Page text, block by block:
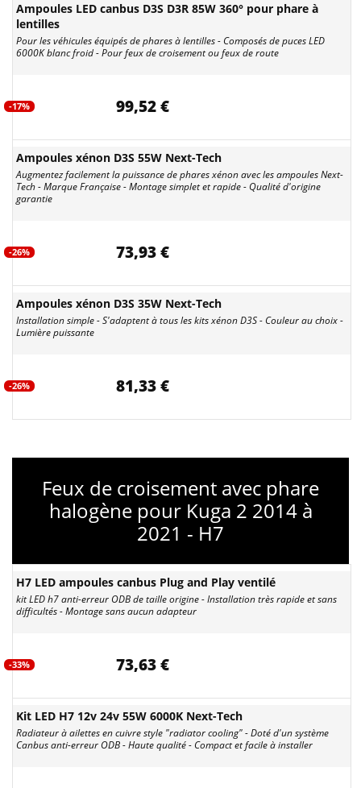
Ampoules LED canbus D3S D3R 85W 360° pour phare à
lentilles
Pour les véhicules équipés de phares à lentilles - Composés de puces LED
6000K blanc froid - Pour feux de croisement ou feux de route
-17% 99,52 €
Ampoules xénon D3S 55W Next-Tech
Augmentez facilement la puissance de phares xénon avec les ampoules Next-
Tech - Marque Française - Montage simplet et rapide - Qualité d'origine
garantie
-26% 73,93 €
Ampoules xénon D3S 35W Next-Tech
Installation simple - S'adaptent à tous les kits xénon D3S - Couleur au choix -
Lumière puissante
-26% 81,33 €
Feux de croisement avec phare
halogène pour Kuga 2 2014 à
2021 - H7
H7 LED ampoules canbus Plug and Play ventilé
kit LED h7 anti-erreur ODB de taille origine - Installation très rapide et sans
difficultés - Montage sans aucun adapteur
-33% 73,63 €
Kit LED H7 12v 24v 55W 6000K Next-Tech
Radiateur à ailettes en cuivre style "radiator cooling" - Doté d'un système
Canbus anti-erreur ODB - Haute qualité - Compact et facile à installer